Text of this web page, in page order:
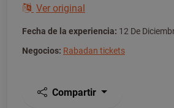
Ver original
Fecha de la experiencia: 12 De
Negocios: Rabadan tickets
Compartir